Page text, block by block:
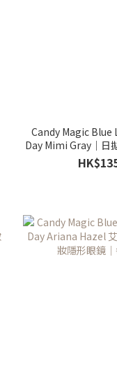
Candy Magic
Day Mimi Gray｜日
每盒